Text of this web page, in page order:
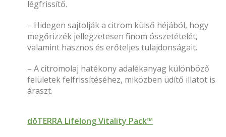
légfrissítő.
– Hidegen sajtolják a citrom külső héjából, hogy
megőrizzék jellegzetesen finom összetételét,
valamint hasznos és erőteljes tulajdonságait.
– A citromolaj hatékony adalékanyag különböző
felületek felfrissítéséhez, miközben üdítő illatot is
áraszt.
dōTERRA Lifelong Vitality Pack™